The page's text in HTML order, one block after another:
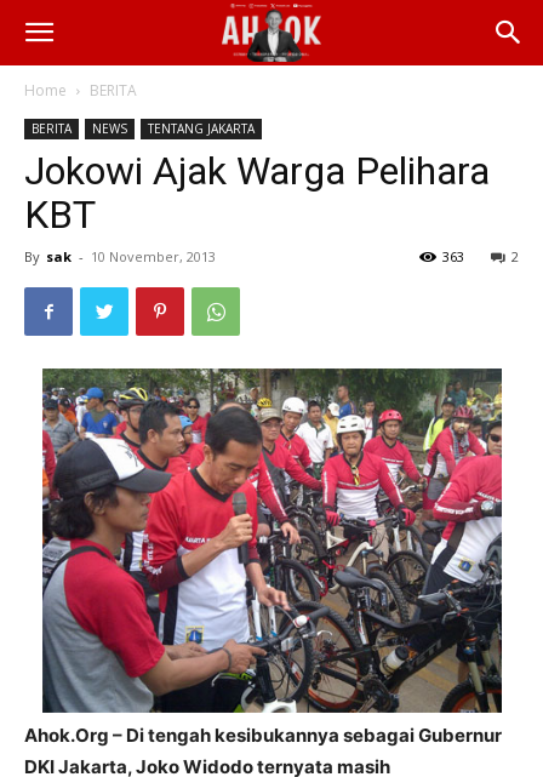
Home BERITA
BERITA NEWS TENTANG JAKARTA
Jokowi Ajak Warga Pelihara
KBT
By sak - 10 November, 2013 2
363
Ahok.Org – Di tengah kesibukannya sebagai Gubernur
DKI Jakarta, Joko Widodo ternyata masih